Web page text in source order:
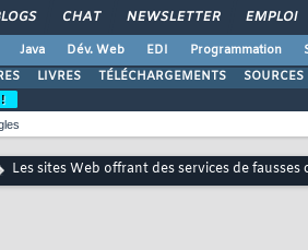
CHAT NEWSLETTER EMPLOI
Java Dév. Web EDI Programmation
LIVRES TÉLÉCHARGEMENTS SOURCES
Les sites Web offrant des services de